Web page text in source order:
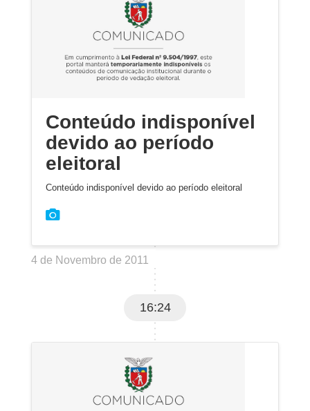
Conteúdo indisponível
devido ao período
eleitoral
Conteúdo indisponível devido ao período eleitoral
4 de Novembro de 2011
16:24